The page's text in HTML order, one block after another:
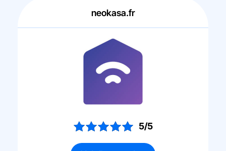
neokasa.fr
5/5